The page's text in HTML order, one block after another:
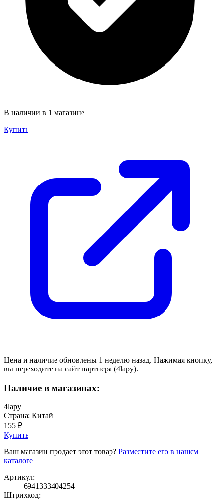
В наличии в 1 магазине
Купить
Цена и наличие обновлены 1 неделю назад. Нажимая кнопку,
вы переходите на сайт партнера (4lapy).
Наличие в магазинах:
4lapy
Страна: Китай
155 ₽
Купить
Ваш магазин продает этот товар? Разместите его в нашем
каталоге
Артикул:
6941333404254
Штрихкод: